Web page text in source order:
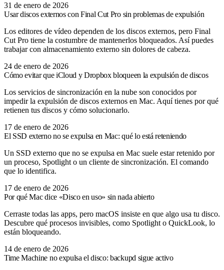
31 de enero de 2026
Usar discos externos con Final Cut Pro sin problemas de expulsión
Los editores de vídeo dependen de los discos externos, pero Final
Cut Pro tiene la costumbre de mantenerlos bloqueados. Así puedes
trabajar con almacenamiento externo sin dolores de cabeza.
24 de enero de 2026
Cómo evitar que iCloud y Dropbox bloqueen la expulsión de discos
Los servicios de sincronización en la nube son conocidos por
impedir la expulsión de discos externos en Mac. Aquí tienes por qué
retienen tus discos y cómo solucionarlo.
17 de enero de 2026
El SSD externo no se expulsa en Mac: qué lo está reteniendo
Un SSD externo que no se expulsa en Mac suele estar retenido por
un proceso, Spotlight o un cliente de sincronización. El comando
que lo identifica.
17 de enero de 2026
Por qué Mac dice «Disco en uso» sin nada abierto
Cerraste todas las apps, pero macOS insiste en que algo usa tu disco.
Descubre qué procesos invisibles, como Spotlight o QuickLook, lo
están bloqueando.
14 de enero de 2026
Time Machine no expulsa el disco: backupd sigue activo